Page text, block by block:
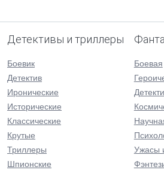
Детективы и триллеры
Боевик
Детектив
Иронические
Исторические
Классические
Крутые
Триллеры
Шпионские
Боевая
Ужасы